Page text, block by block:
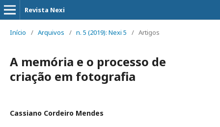
Revista Nexi
Início / Arquivos / n. 5 (2019): Nexi 5 / Artigos
A memória e o processo de
criação em fotografia
Cassiano Cordeiro Mendes